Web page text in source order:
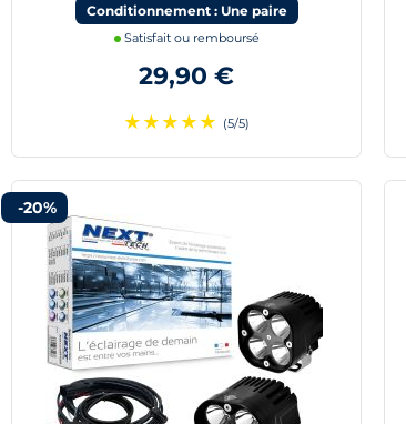
Conditionnement : Une paire
Satisfait ou remboursé
29,90 €
★ ★ ★ ★ ★ (5/5)
-20%